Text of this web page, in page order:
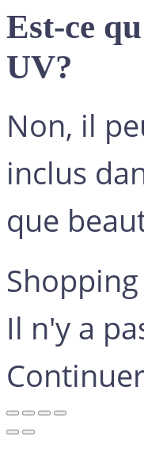
Est-ce
UV?
Non, il
inclus
que
Il n'y a